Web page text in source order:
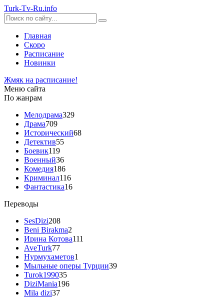
Turk-Tv-Ru.info
Главная
Скоро
Расписание
Новинки
Жмяк на расписание!
Меню сайта
По жанрам
Мелодрама329
Драма709
Исторический68
Детектив55
Боевик119
Военный36
Комедия186
Криминал116
Фантастика16
Переводы
SesDizi208
Beni Birakma2
Ирина Котова111
AveTurk77
Нурмухаметов1
Мыльные оперы Турции39
Turok199035
DiziMania196
Mila dizi37